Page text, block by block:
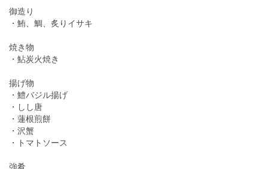
御造り
・鮪、鯛、炙りイサキ
焼き物
・鮎炭火焼き
揚げ物
・鱧バジル揚げ
・しし唐
・蓮根煎餅
・沢蟹
・トマトソース
強肴